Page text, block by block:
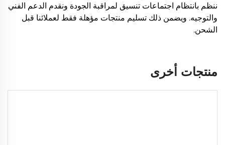
ننظم بانتظام اجتماعات تنسيق لمراقبة الجودة ونقدم الدعم الفني
والتوجيه. ويضمن ذلك تسليم منتجات مؤهلة فقط لعملائنا قبل
الشحن.
منتجات أخرى